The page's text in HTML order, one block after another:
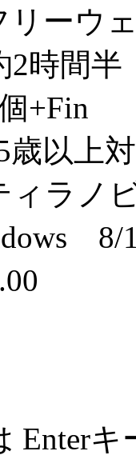
ーウ
2時間半
+Fin
以上
ィラノ
8/
Enter